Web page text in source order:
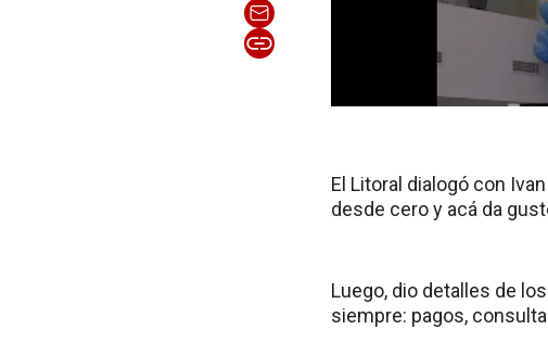
El Litoral dialogó con
desde cero y acá da
Luego, dio detalles de
siempre: pagos,